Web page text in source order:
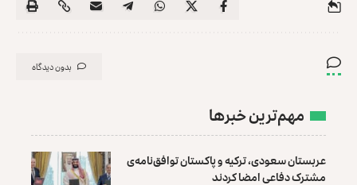
بدون دیدگاه
مهم‌ترین خبرها
عربستان سعودی، ترکیه و پاکستان توافق‌نامه‌ی
مشترک دفاعی امضا کردند